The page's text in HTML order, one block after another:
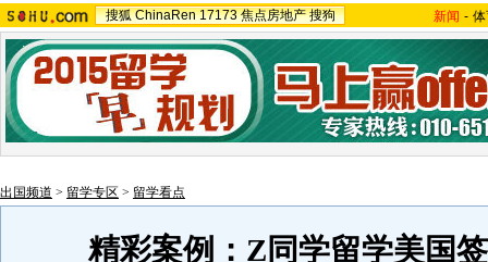
搜狐 ChinaRen 17173 焦点房地产 搜狗 新闻 -
出国频道 > 留学专区 > 留学看点
精彩案例：Z同学留学美国